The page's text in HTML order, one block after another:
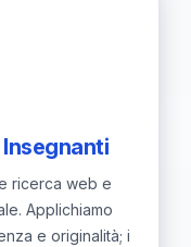
ricerca web e
Applichiamo
e originalità; i